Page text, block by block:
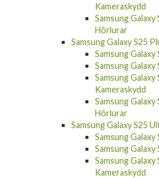
Kameraskydd
Samsung Galaxy
Hörlurar
Samsung Galaxy S25
Samsung Galaxy
Samsung Galaxy
Samsung
Kameraskydd
Samsung
Hörlurar
Samsung Galaxy S25
Samsung
Samsung Galaxy
Samsung
Kameraskydd